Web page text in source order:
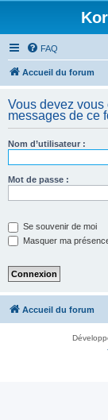
FAQ
Accueil du forum
Vous devez
messages de ce
Nom d’utilisateur :
Mot de passe :
Se souvenir de moi
Masquer ma
Accueil du forum